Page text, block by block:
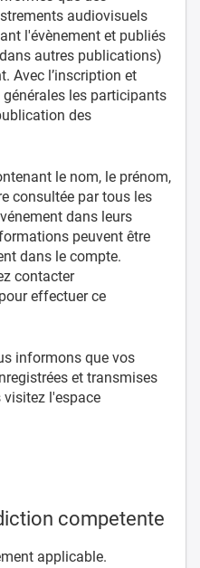
audiovisuels
l'évènement et publiés
autres publications)
Avec l’inscription et
les participants
des
le nom, le prénom,
consultée par tous les
dans leurs
peuvent être
dans le compte.
contacter
pour effectuer ce
informons que vos
et transmises
l'espace
competente
applicable.